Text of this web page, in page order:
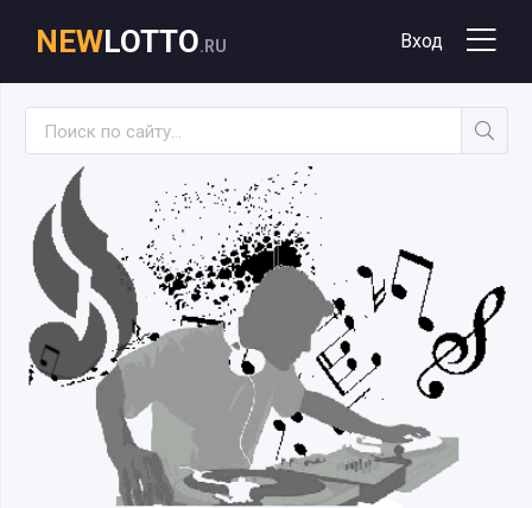
NEWLOTTO.RU Вход